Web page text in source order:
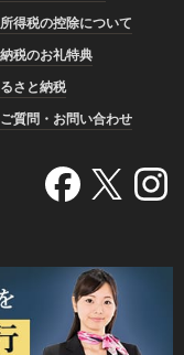
得税の控除について
税のお礼特典
さと納税
質問・お問い合わせ